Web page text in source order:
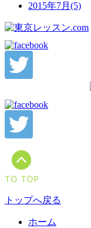
2015年7月(5)
トップへ戻る
ホーム